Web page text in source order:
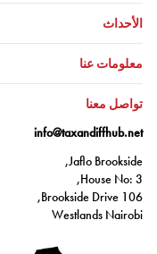
الأحداث
معلومات عنا
اذهب إلى:
تواصل معنا
info@taxandiffhub.net
Jaflo Brookside,
House No: 3,
106 Brookside Drive,
Westlands Nairobi